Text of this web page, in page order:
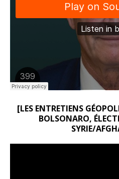
[LES ENTRETIENS
BOLSONARO,
SYRIE/